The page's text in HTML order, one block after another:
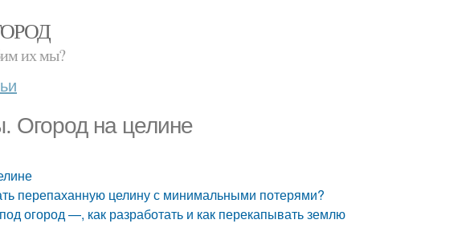
их мы?
Огород на целине
перепаханную целину с минимальными потерями?
огород —, как разработать и как перекапывать землю